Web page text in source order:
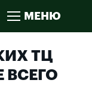
МЕНЮ
ТЦ
ВСЕГО